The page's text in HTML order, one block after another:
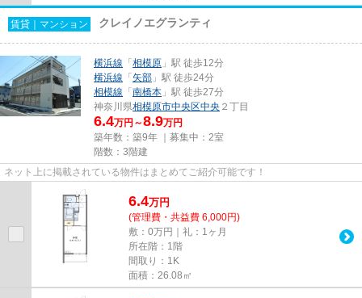
賃貸｜マンション クレイノエグランティ
横浜線 「相模原 」駅 徒歩12分
横浜線 「矢部 」駅 徒歩24分
相模線 「南橋本 」駅 徒歩27分
神奈川県相模原市中央区中央 ２丁目
6.4万円～8.9万円
築年数：築9年 ｜募集中： 2室
階数：3階建
ネット上に掲載されている物件はまとめてご紹介可能です！
6.4万円
(管理費・共益費 6,000円)
敷：0万円｜礼：1ヶ月
所在階：1階
間取り：1K
面積：26.08㎡